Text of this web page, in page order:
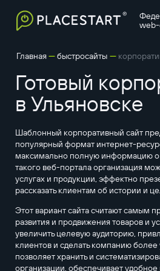
web-
Главная—быстросайты —
Готовый
в Ульяновске
Шаблонный корпоративный сайт
популярный формат интернет-
максимально полную информацию
такого веб-портала организация
услугах и продукции, эффектно
рассказать клиентам об истории и
Этот вариант сайта считают самым
развития и продвижения товаров и
увеличить целевую аудиторию,
клиентов и сделать компанию
позволяет хранить и
организации, обеспечивает